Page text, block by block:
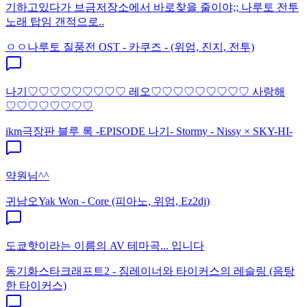
기하고있다가 브금저장소에서 바로찾을 줄이야;; 나루토 전투
노래 탑임 갠적으로..
ㅇㅇ 나루토 질풍전 OST - 카쿠즈 - (위엄, 진지, 전투)
나기♡♡♡♡♡♡♡♡♡ 레오♡♡♡♡♡♡♡♡♡ 사랑해
♡♡♡♡♡♡♡♡
ikm극장판 블루 록 -EPISODE 나기- Stormy - Nissy × SKY-HI-
약원님^^
귀남오Yak Won - Core (피아노, 위엄, Ez2dj)
도쿄핫이라는 이름의 AV 테마곡... 입니다
동기화스타크래프트2 - 짐레이너와 타이커스의 레슬링 (음탕
한 타이커스)